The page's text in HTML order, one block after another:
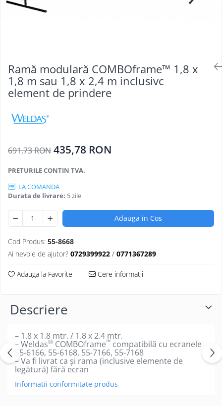
Oculara
Imbracaminte
Ramă modulară COMBOframe™ 1,8 x
1,8 m sau 1,8 x 2,4 m inclusivc
element de prindere
691,73 RON 435,78 RON
PRETURILE CONTIN TVA.
LA COMANDA
Durata de livrare: 5 zile
Adauga in Cos
Cod Produs: 55-8668
Ai nevoie de ajutor? 0729399922 / 0771367289
Adauga la Favorite Cere informatii
Descriere
– 1.8 x 1.8 mtr. / 1.8 x 2.4 mtr.
– Weldas® COMBOframe™ compatibilă cu ecranele
55-6166, 55-6168, 55-7166, 55-7168
– Va fi livrat ca și rama (inclusive elemente de
legătură) fără ecran
Informatii conformitate produs